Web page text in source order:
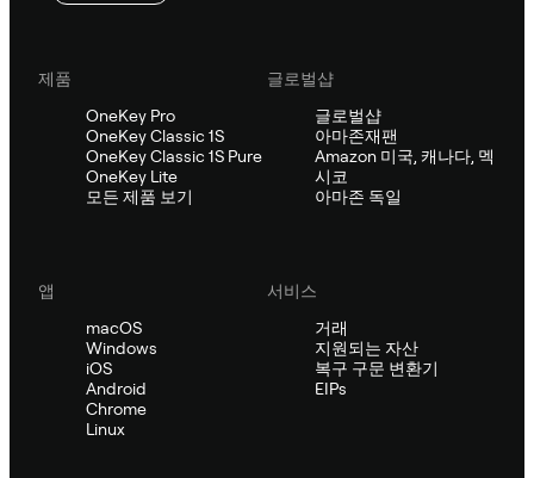
제품
OneKey Pro
OneKey Classic 1S
OneKey Classic 1S Pure
OneKey Lite
모든 제품 보기
글로벌샵
글로벌샵
아마존재팬
Amazon 미국, 캐나다, 멕
시코
아마존 독일
앱
macOS
Windows
iOS
Android
Chrome
Linux
서비스
거래
지원되는 자산
복구 구문 변환기
EIPs